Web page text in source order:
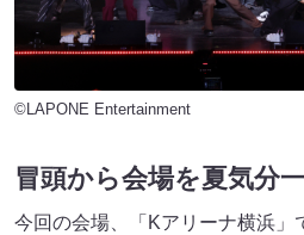
©LAPONE Entertainment
冒頭から会場を夏気分
今回の会場、「Kアリーナ横浜」